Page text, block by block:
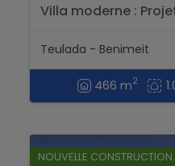
Villa moderne :
Teulada - Benimeit
466 m2
NOUVELLE CONSTRUCTION